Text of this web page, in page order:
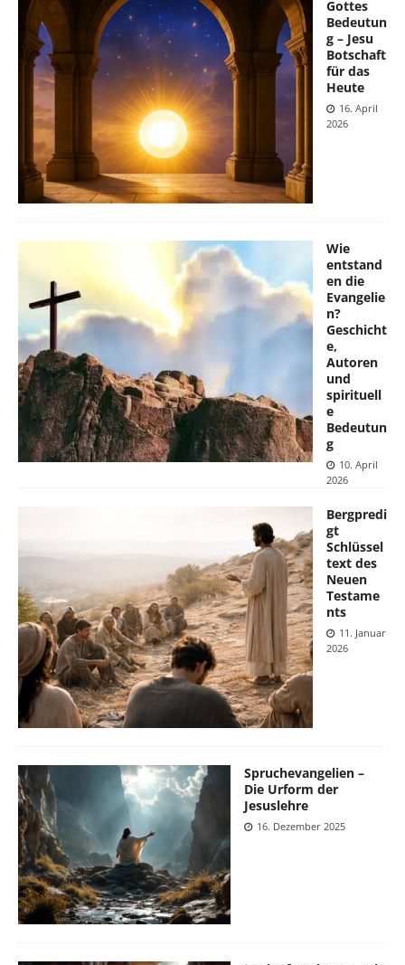
Gottes
Bedeutun
g – Jesu
Botschaft
für das
Heute
16. April
2026
Wie
entstand
en die
Evangelie
n?
Geschicht
e,
Autoren
und
spirituell
e
Bedeutun
g
10. April
2026
Bergpredi
gt
Schlüssel
text des
Neuen
Testame
nts
11. Januar
2026
Spruchevangelien –
Die Urform der
Jesuslehre
16. Dezember 2025